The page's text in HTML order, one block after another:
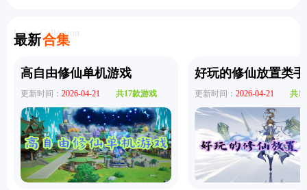
最新合集
Latest Collection
高自由修仙单机游戏
更新时间： 2026-04-21 共17款游戏
好玩的修仙放置类
更新时间： 2026-04-21 共